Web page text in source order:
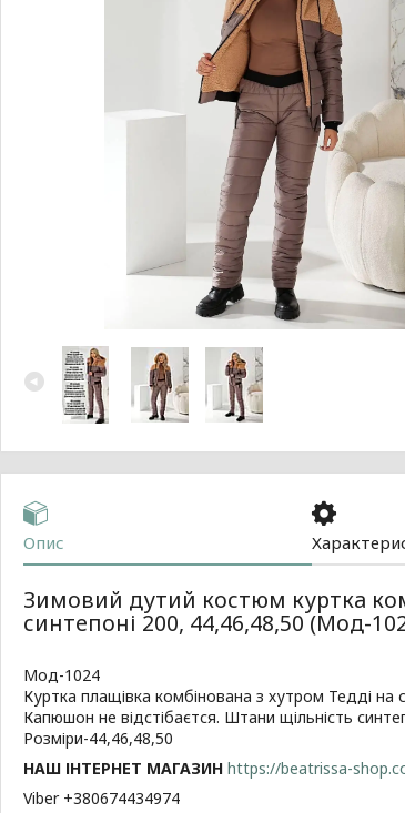
Опис
Зимовий дутий костюм куртка
синтепоні 200, 44,46,48,50 (Мод-
Мод-1024
Куртка плащівка комбінована з хутром Тедді на
Капюшон не відстібаєтся. Штани щільність
Розміри-44,46,48,50
НАШ ІНТЕРНЕТ МАГАЗИН https://beatrissa-
Viber +380674434974